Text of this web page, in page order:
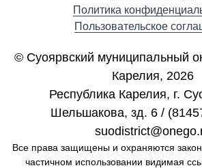
Политика
Пользовательское
© Суоярвский муниципальный
Карелия, 2026
Республика Карелия, г.
Шельшакова, зд. 6 /
Все права защищены и охраняются
частичном использовании видимая